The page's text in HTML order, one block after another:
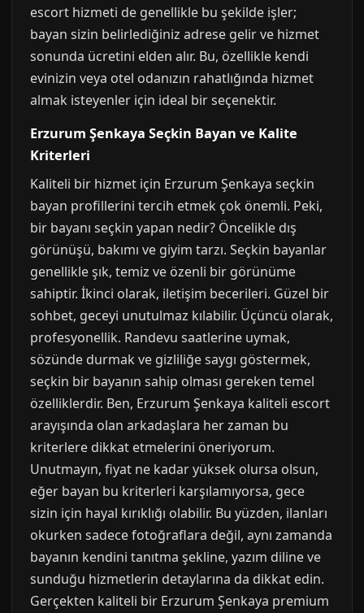
escort hizmeti de genellikle bu şekilde işler;
bayan sizin belirlediğiniz adrese gelir ve hizmet
sonunda ücretini elden alır. Bu, özellikle kendi
evinizin veya otel odanızın rahatlığında hizmet
almak isteyenler için ideal bir seçenektir.
Erzurum Şenkaya Seçkin Bayan ve Kalite
Kriterleri
Kaliteli bir hizmet için Erzurum Şenkaya seçkin
bayan profillerini tercih etmek çok önemli. Peki,
bir bayanı seçkin yapan nedir? Öncelikle dış
görünüşü, bakımı ve giyim tarzı. Seçkin bayanlar
genellikle şık, temiz ve özenli bir görünüme
sahiptir. İkinci olarak, iletişim becerileri. Güzel bir
sohbet, geceyi unutulmaz kılabilir. Üçüncü olarak,
profesyonellik. Randevu saatlerine uymak,
sözünde durmak ve gizliliğe saygı göstermek,
seçkin bir bayanın sahip olması gereken temel
özelliklerdir. Ben, Erzurum Şenkaya kaliteli escort
arayışında olan arkadaşlara her zaman bu
kriterlere dikkat etmelerini öneriyorum.
Unutmayın, fiyat ne kadar yüksek olursa olsun,
eğer bayan bu kriterleri karşılamıyorsa, gece
sizin için hayal kırıklığı olabilir. Bu yüzden, ilanları
okurken sadece fotoğraflara değil, aynı zamanda
bayanın kendini tanıtma şekline, yazım diline ve
sunduğu hizmetlerin detaylarına da dikkat edin.
Gerçekten kaliteli bir Erzurum Şenkaya premium